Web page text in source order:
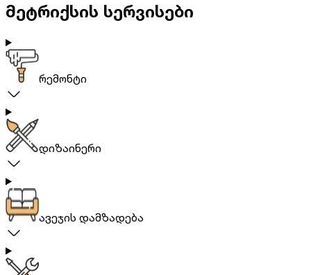
მეტრიქსის სერვისები
რემონტი
დიზაინერი
ავეჯის დამზადება